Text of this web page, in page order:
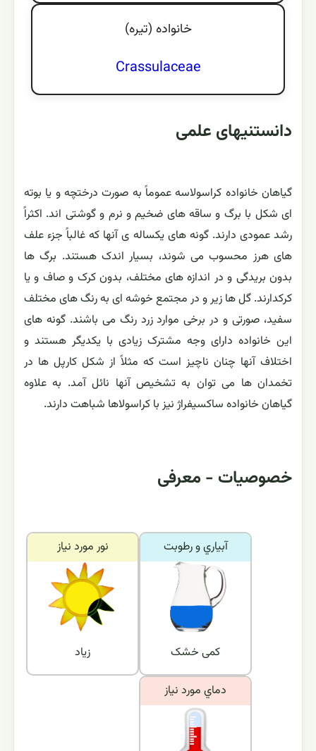
خانواده (تيره)
Crassulaceae
دانستنیهای علمی
گیاهان خانواده کراسولاسه عموماً به صورت درختچه و یا بوته
ای شکل با برگ و ساقه های ضخیم و نرم و گوشتی اند. اکثراً
رشد عمودی دارند. گونه های یکساله ی آنها که غالباً جزء علف
های هرز محسوب می شوند، بسیار اندک هستند. برگ ها
بدون بریدگی و در اندازه های مختلف، بدون کرک و صاف و یا
کرکدارند. گل ها زیر و در مجتمع خوشه ای به رنگ های مختلف
سفید، صورتی و در برخی موارد زرد رنگ می باشند. گونه های
این خانواده دارای وجه مشترک زیادی با یکدیگر هستند و
اختلاف آنها چنان ناچیز است که مثلاً از شکل کارپل ها در
تخمدان ها می توان به تشخیص آنها نائل آمد. به علاوه
گیاهان خانواده ساکسیفراژ نیز با کراسولاها شباهت دارند.